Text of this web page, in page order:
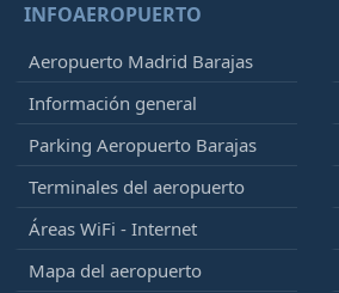
INFOAEROPUERTO
Aeropuerto Madrid Barajas
Información general
Parking Aeropuerto Barajas
Terminales del aeropuerto
Áreas WiFi - Internet
Mapa del aeropuerto